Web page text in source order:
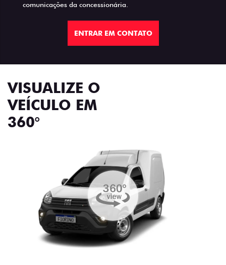
comunicações da concessionária.
ENTRAR EM CONTATO
VISUALIZE O
VEÍCULO EM
360°